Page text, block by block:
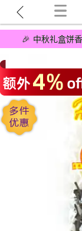
🎉 中秋礼盒饼